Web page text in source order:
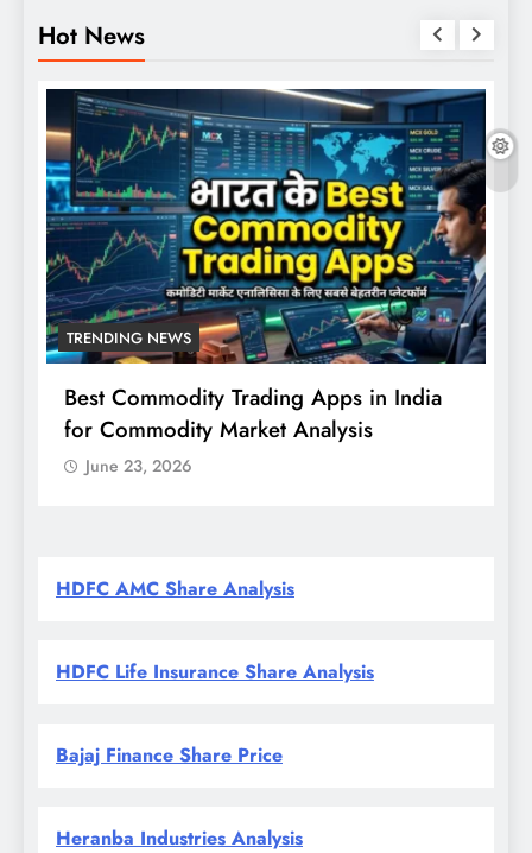
Hot News
TRENDING NEWS
Best Commodity Trading Apps in India
for Commodity Market Analysis
June 23, 2026
HDFC AMC Share Analysis
HDFC Life Insurance Share Analysis
Bajaj Finance Share Price
Heranba Industries Analysis